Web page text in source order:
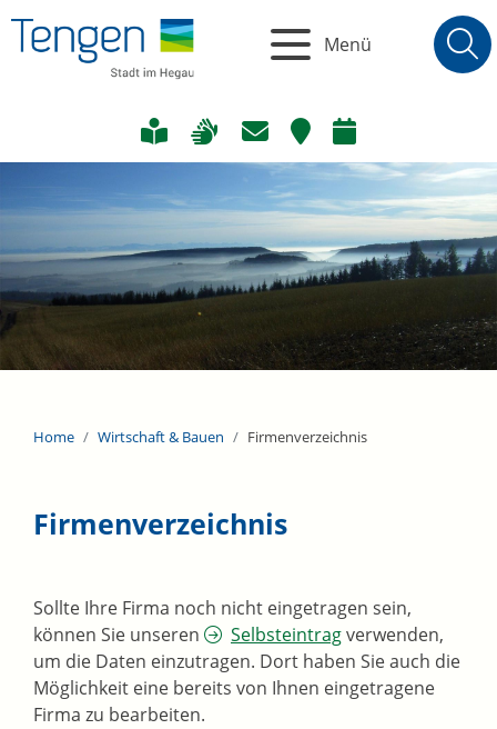
Menü
Home Wirtschaft & Bauen Firmenverzeichnis
Firmenverzeichnis
Sollte Ihre Firma noch nicht eingetragen sein,
können Sie unseren
Selbsteintragverwenden,
um die Daten einzutragen. Dort haben Sie auch die
Möglichkeit eine bereits von Ihnen eingetragene
Firma zu bearbeiten.